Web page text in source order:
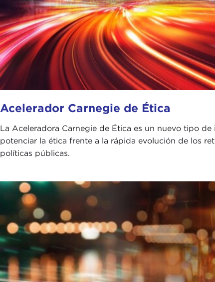
Acelerador Carnegie de Ética
La Aceleradora Carnegie de Ética es un nuevo tipo
potenciar la ética frente a la rápida evolución de los
políticas públicas.